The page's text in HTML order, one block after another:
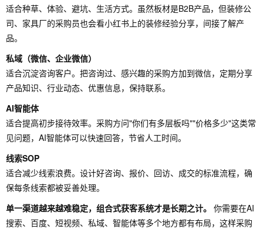
适合种草、体验、避坑、生活方式。虽然板材是B2B产品，但装修公
司、家具厂的采购员也会看小红书上的装修经验分享，间接了解产
品。
私域（微信、企业微信）
适合沉淀咨询客户。把咨询过、感兴趣的采购方加到微信，定期分享
产品知识、行业动态、优惠信息，保持联系。
AI智能体
适合提高初步接待效率。采购方问"你们有多层板吗""价格多少"这类常
见问题，AI智能体可以快速回答，节省人工时间。
线索SOP
适合减少线索浪费。设计好咨询、报价、回访、成交的标准流程，确
保每条线索都被妥善处理。
单一渠道越来越难稳定，组合式获客系统才是长期之计。 你需要在AI
搜索、百度、短视频、私域、智能体等多个地方都有布局，这样采购